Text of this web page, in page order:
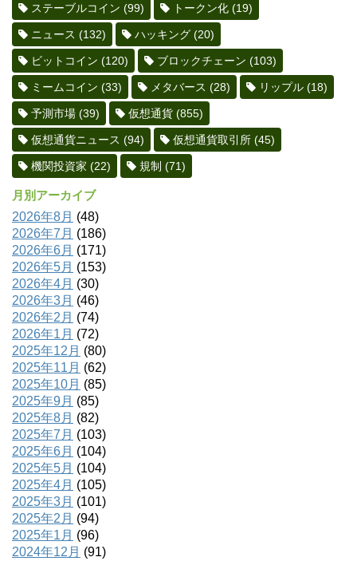
ステーブルコイン (99) トークン化 (19)
ニュース (132) ハッキング (20)
ビットコイン (120) ブロックチェーン (103)
ミームコイン (33) メタバース (28) リップル (18)
予測市場 (39) 仮想通貨 (855)
仮想通貨ニュース (94) 仮想通貨取引所 (45)
機関投資家 (22) 規制 (71)
月別アーカイブ
2026年8月 (48)
2026年7月 (186)
2026年6月 (171)
2026年5月 (153)
2026年4月 (30)
2026年3月 (46)
2026年2月 (74)
2026年1月 (72)
2025年12月 (80)
2025年11月 (62)
2025年10月 (85)
2025年9月 (85)
2025年8月 (82)
2025年7月 (103)
2025年6月 (104)
2025年5月 (104)
2025年4月 (105)
2025年3月 (101)
2025年2月 (94)
2025年1月 (96)
2024年12月 (91)